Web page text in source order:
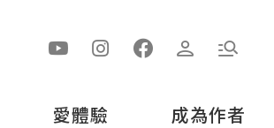
愛體驗 成為作者